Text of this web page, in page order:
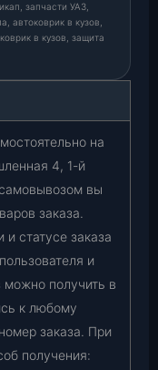
запчасти УАЗ,
автоковрик в кузов,
в кузов, защита
на
4, 1-й
вы
заказа.
статусе заказа
пользователя и
получить в
к любому
заказа. При
получения: